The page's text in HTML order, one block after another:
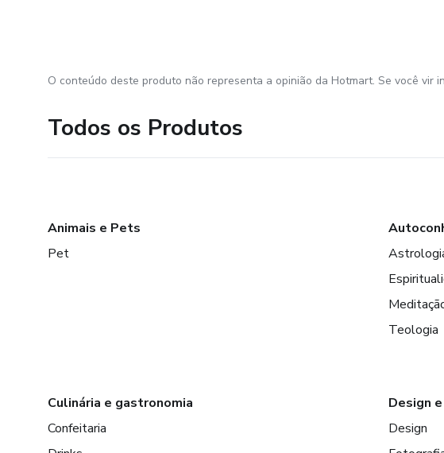
O conteúdo deste produto não representa a opinião da Hotmart. Se você vir
Todos os Produtos
Animais e Pets
Pet
Teologia
Culinária e gastronomia
Confeitaria
Design
Design